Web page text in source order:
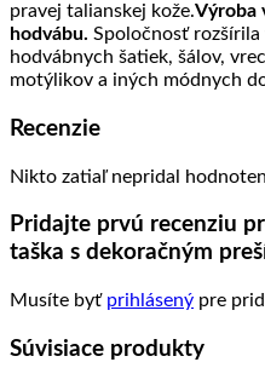
pravej talianskej kože.Výroba
hodvábu. Spoločnosť
hodvábnych šatiek, šálov,
motýlikov a iných módnych
Recenzie
Nikto zatiaľ nepridal
Pridajte prvú recenziu
taška s dekoračným
Musíte byť prihlásený pre
Súvisiace produkty